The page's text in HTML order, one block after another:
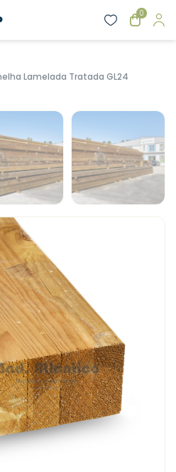
0
Lamelada Tratada GL24